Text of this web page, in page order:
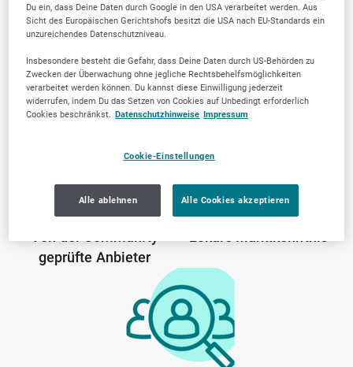
Warum SELLWERK
Trusted Firmen wählen?
geprüfte Anbieter
Du ein, dass Deine Daten durch Google in den USA verarbeitet werden. Aus
Sicht des Europäischen Gerichtshofs besitzt die USA nach EU-Standards ein
unzureichendes Datenschutzniveau.
Insbesondere besteht die Gefahr, dass Deine Daten durch US-Behörden zu
Zwecken der Überwachung ohne jegliche Rechtsbehelfsmöglichkeiten
verarbeitet werden können. Du kannst diese Einwilligung jederzeit
widerrufen, indem Du das Setzen von Cookies auf Unbedingt erforderlich
Cookies beschränkst. Datenschutzhinweise Impressum
Cookie-Einstellungen
Alle ablehnen Alle Cookies akzeptieren